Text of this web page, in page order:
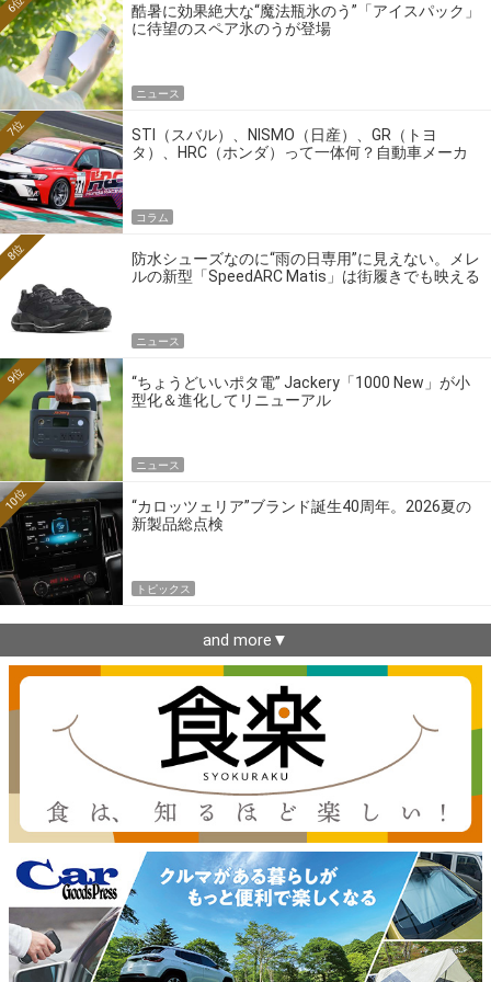
酷暑に効果絶大な“魔法瓶氷のう”「アイスパック」
に待望のスペア氷のうが登場
ニュース
STI（スバル）、NISMO（日産）、GR（トヨ
タ）、HRC（ホンダ）って一体何？自動車メーカ
7位
コラム
防水シューズなのに“雨の日専用”に見えない。メレ
ルの新型「SpeedARC Matis」は街履きでも映える
8位
ニュース
“ちょうどいいポタ電” Jackery「1000 New」が小
型化＆進化してリニューアル
9位
ニュース
“カロッツェリア”ブランド誕生40周年。2026夏の
新製品総点検
10位
トピックス
and more▼